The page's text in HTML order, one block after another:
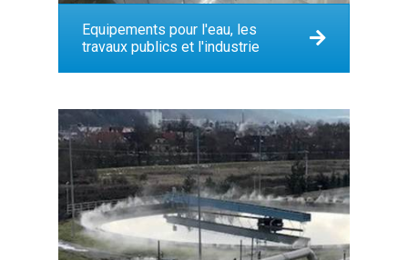
Equipements pour l'eau, les
travaux publics et l'industrie